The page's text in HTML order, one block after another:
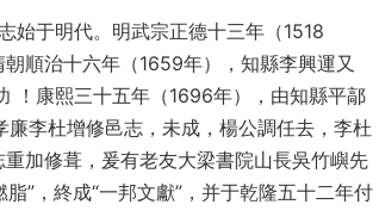
始于明代。明武宗正德十三年（1518
順治十六年（1659年），知縣李興運又
！康熙三十五年（1696年），由知縣平鄗
李杜增修邑志，未成，楊公調任去，李杜
加修葺，爰有老友大梁書院山長吳竹嶼先
”，終成“一邦文獻”，并于乾隆五十二年付